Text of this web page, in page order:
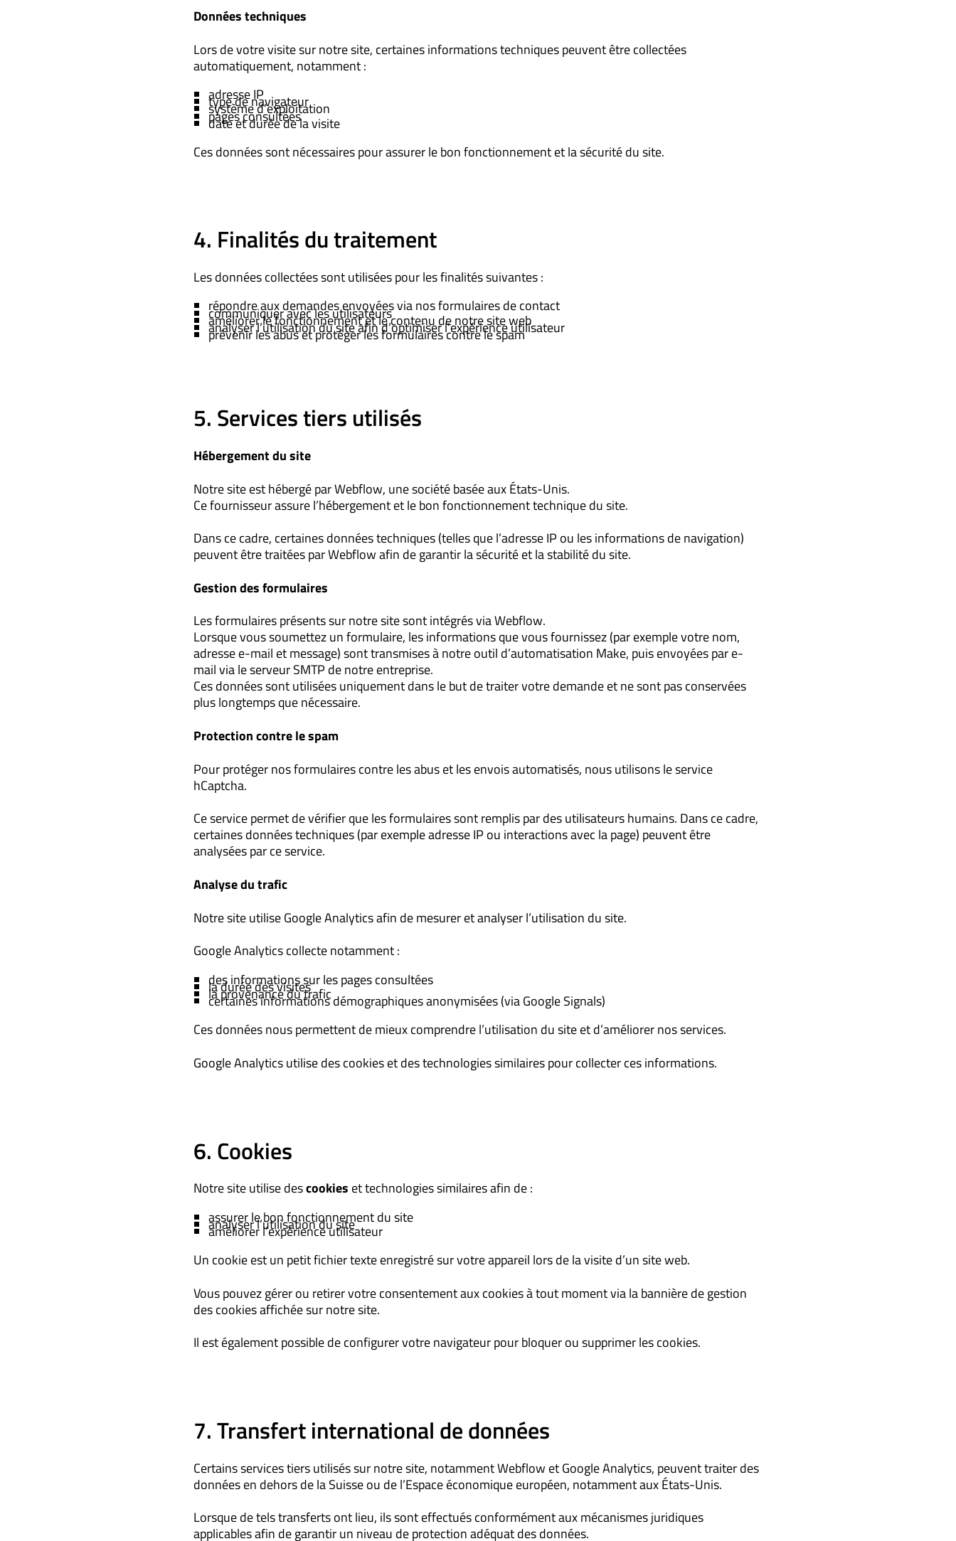
Données techniques
Lors de votre visite sur notre site, certaines informations techniques peuvent être collectées
automatiquement, notamment :
adresse IP
type de navigateur
système d’exploitation
pages consultées
date et durée de la visite
Ces données sont nécessaires pour assurer le bon fonctionnement et la sécurité du site.
4. Finalités du traitement
Les données collectées sont utilisées pour les finalités suivantes :
répondre aux demandes envoyées via nos formulaires de contact
communiquer avec les utilisateurs
améliorer le fonctionnement et le contenu de notre site web
analyser l’utilisation du site afin d’optimiser l’expérience utilisateur
prévenir les abus et protéger les formulaires contre le spam
5. Services tiers utilisés
Hébergement du site
Notre site est hébergé par Webflow, une société basée aux États-Unis.
Ce fournisseur assure l’hébergement et le bon fonctionnement technique du site.
Dans ce cadre, certaines données techniques (telles que l’adresse IP ou les informations de navigation)
peuvent être traitées par Webflow afin de garantir la sécurité et la stabilité du site.
Gestion des formulaires
Les formulaires présents sur notre site sont intégrés via Webflow.
Lorsque vous soumettez un formulaire, les informations que vous fournissez (par exemple votre nom,
adresse e-mail et message) sont transmises à notre outil d’automatisation Make, puis envoyées par e-
mail via le serveur SMTP de notre entreprise.
Ces données sont utilisées uniquement dans le but de traiter votre demande et ne sont pas conservées
plus longtemps que nécessaire.
Protection contre le spam
Pour protéger nos formulaires contre les abus et les envois automatisés, nous utilisons le service
hCaptcha.
Ce service permet de vérifier que les formulaires sont remplis par des utilisateurs humains. Dans ce cadre,
certaines données techniques (par exemple adresse IP ou interactions avec la page) peuvent être
analysées par ce service.
Analyse du trafic
Notre site utilise Google Analytics afin de mesurer et analyser l’utilisation du site.
Google Analytics collecte notamment :
des informations sur les pages consultées
la durée des visites
la provenance du trafic
certaines informations démographiques anonymisées (via Google Signals)
Ces données nous permettent de mieux comprendre l’utilisation du site et d’améliorer nos services.
Google Analytics utilise des cookies et des technologies similaires pour collecter ces informations.
6. Cookies
Notre site utilise descookies et technologies similaires afin de :
assurer le bon fonctionnement du site
analyser l’utilisation du site
améliorer l’expérience utilisateur
Un cookie est un petit fichier texte enregistré sur votre appareil lors de la visite d’un site web.
Vous pouvez gérer ou retirer votre consentement aux cookies à tout moment via la bannière de gestion
des cookies affichée sur notre site.
Il est également possible de configurer votre navigateur pour bloquer ou supprimer les cookies.
7. Transfert international de données
Certains services tiers utilisés sur notre site, notamment Webflow et Google Analytics, peuvent traiter des
données en dehors de la Suisse ou de l’Espace économique européen, notamment aux États-Unis.
Lorsque de tels transferts ont lieu, ils sont effectués conformément aux mécanismes juridiques
applicables afin de garantir un niveau de protection adéquat des données.